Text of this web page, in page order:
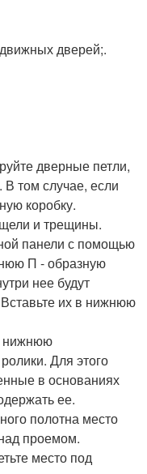
дверей;.
дверные петли,
В том случае, если
коробку.
и трещины.
панели с помощью
П - образную
нее будут
их в нижнюю
нижнюю
Для этого
в основаниях
ее.
полотна место
проемом.
место под